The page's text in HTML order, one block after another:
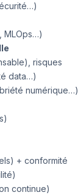
MLOps…)
risques
data…)
numérique…)
+ conformité
continue)